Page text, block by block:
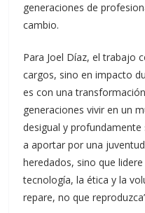
generaciones de
cambio.
Para Joel Díaz, el trabajo
cargos, sino en impacto
es con una
generaciones vivir en un
desigual y
a aportar por una
heredados, sino que
tecnología, la ética y la
repare, no que